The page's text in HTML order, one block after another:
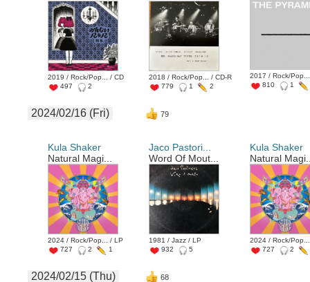
2019 / Rock/Pop... / CD
497
2
2018 / Rock/Pop... / CD-R
779
1 2
2017 / Rock/
810
1
2024/02/16 (Fri) 79
Kula Shaker
Natural Magi...
2024 / Rock/Pop... / LP
727
2 1
Jaco Pastori...
Word Of Mout...
1981 / Jazz / LP
932
5
Kula Shaker
Natural
2024 / Rock/
727
2
2024/02/15 (Thu) 68